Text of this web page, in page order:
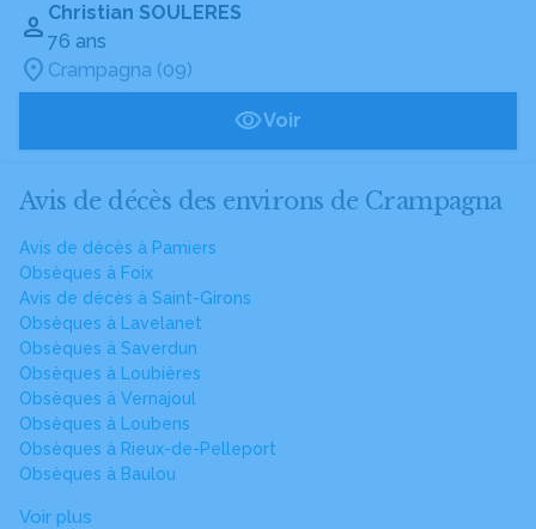
Christian SOULERES
76 ans
Crampagna (09)
Voir
Avis de décès des environs de Crampagna
Avis de décès à Pamiers
Obsèques à Foix
Avis de décès à Saint-Girons
Obsèques à Lavelanet
Obsèques à Saverdun
Obsèques à Loubières
Obsèques à Vernajoul
Obsèques à Loubens
Obsèques à Rieux-de-Pelleport
Obsèques à Baulou
Voir plus